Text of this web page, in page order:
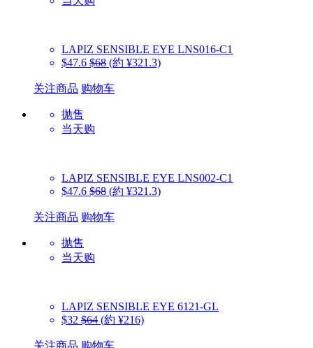
LAPIZ SENSIBLE EYE LNS016-C1
$47.6 $68 (約 ¥321.3)
关注商品 购物车
抛售
当天购
LAPIZ SENSIBLE EYE LNS002-C1
$47.6 $68 (約 ¥321.3)
关注商品 购物车
抛售
当天购
LAPIZ SENSIBLE EYE 6121-GL
$32 $64 (約 ¥216)